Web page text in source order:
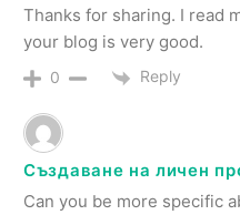
Thanks for sharing. I read
your blog is very good.
0 Reply
Създаване на личен
Can you be more specific